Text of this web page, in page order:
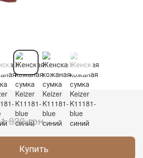
1 830 грн
Купить